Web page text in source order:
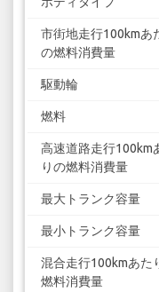
市街地走行100kmあ
の燃料消費量
駆動輪
燃料
高速道路走行100km
りの燃料消費量
最大トランク容量
最小トランク容量
混合走行100kmあた
燃料消費量